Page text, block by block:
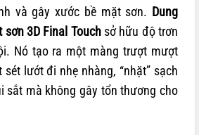
và gây xước bề mặt sơn. Dung
3D Final Touchsở hữu độ trơn
Nó tạo ra một màng trượt mượt
lướt đi nhẹ nhàng, “nhặt” sạch
sắt mà không gây tổn thương cho